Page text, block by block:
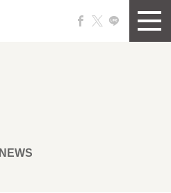
NEWS